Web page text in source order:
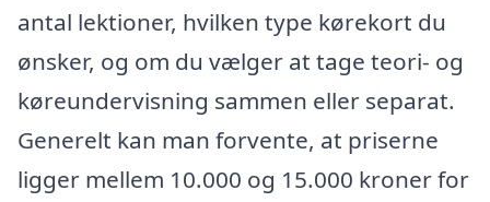
antal lektioner, hvilken type kørekort du
ønsker, og om du vælger at tage teori- og
køreundervisning sammen eller separat.
Generelt kan man forvente, at priserne
ligger mellem 10.000 og 15.000 kroner for